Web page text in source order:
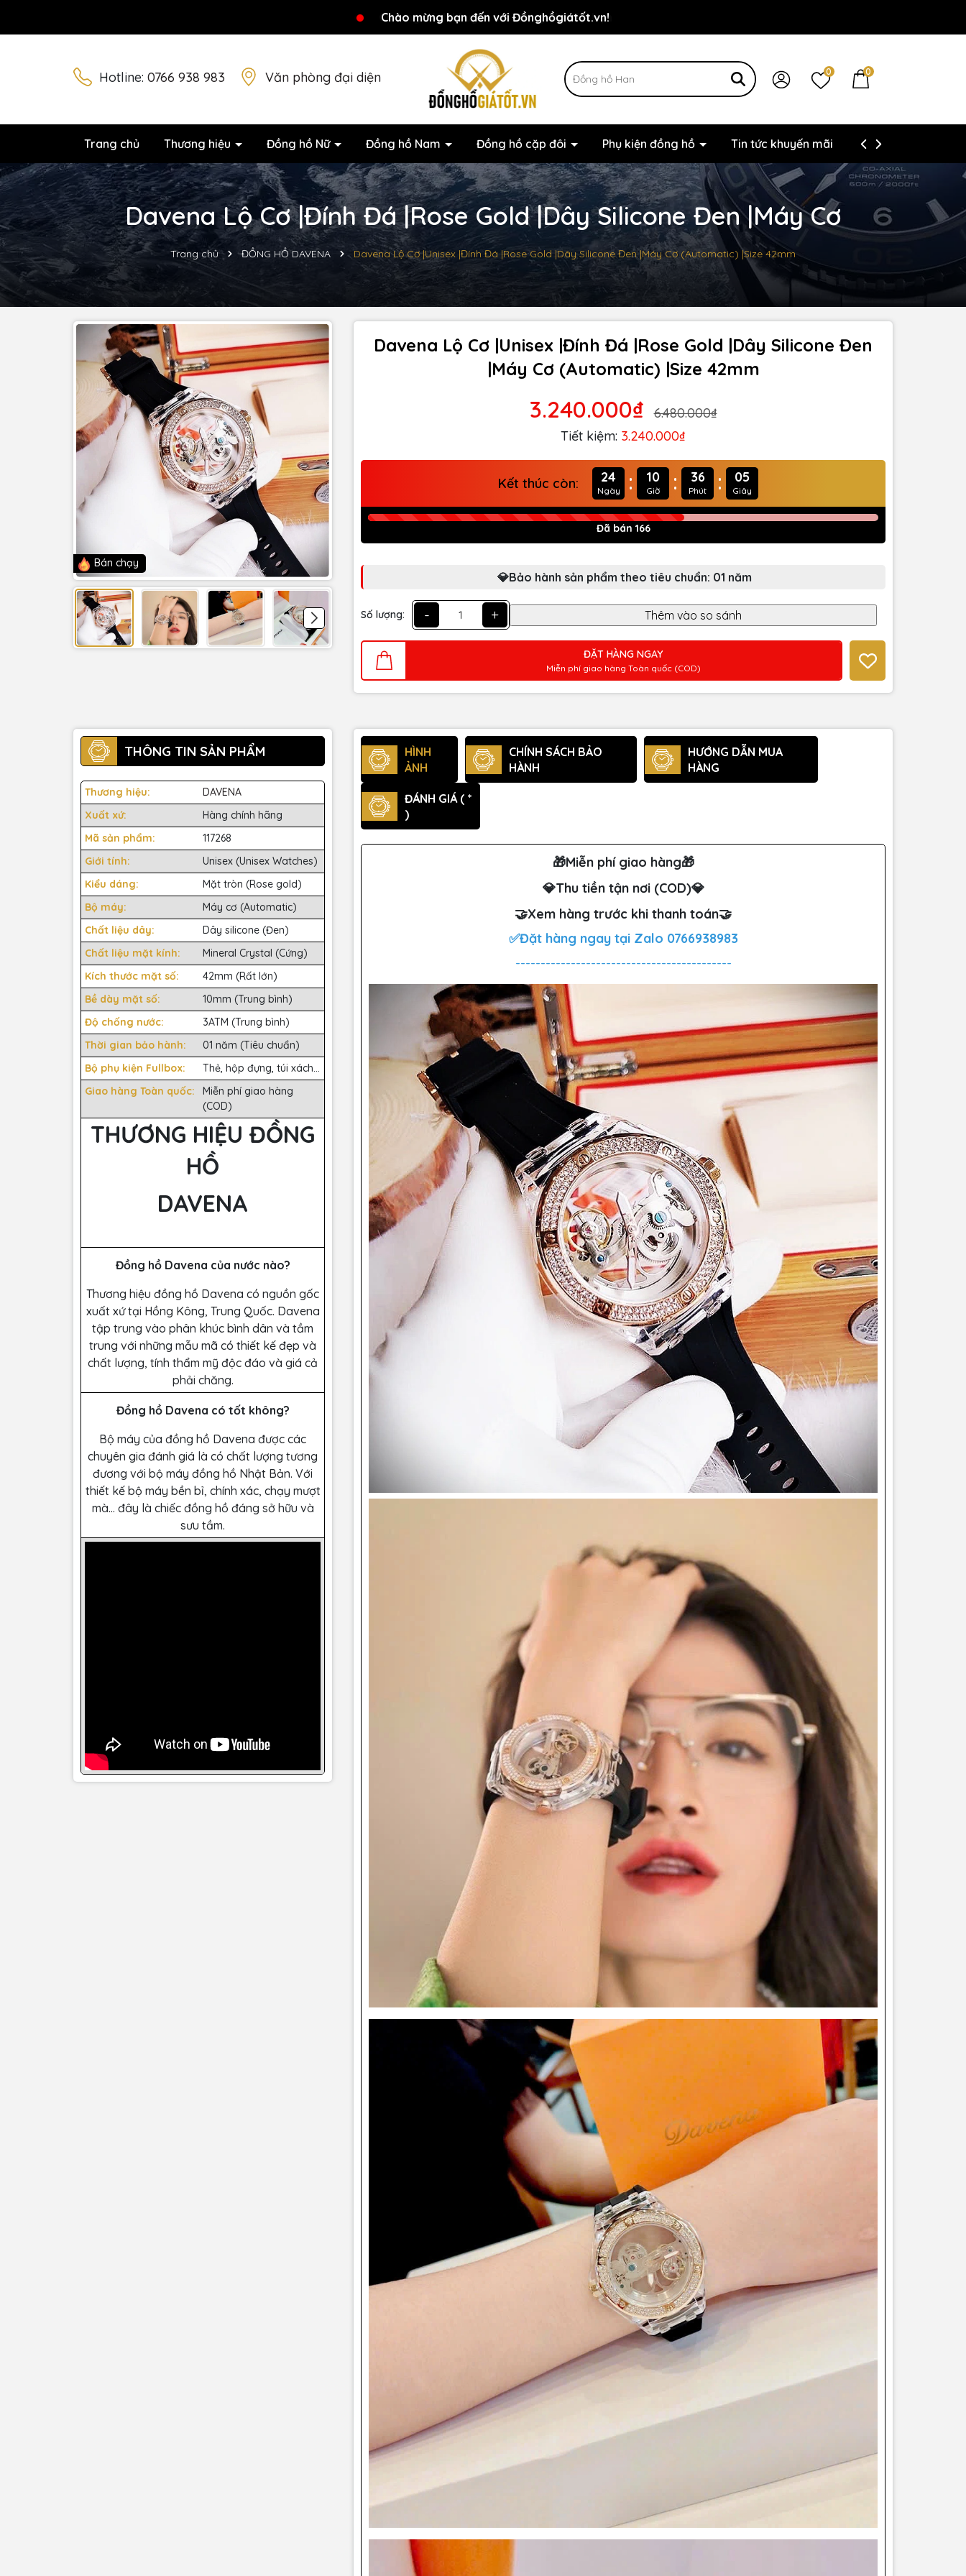
Chào mừng bạn đến với Đồnghồgiátốt.vn!
Chương trình khuyến mãi đang chờ đợi bạn
Hotline: 0766 938 983 Văn phòng đại diện 0 0
Trang chủ Thương hiệu Đồng hồ Nữ Đồng hồ Nam Đồng hồ cặp đôi Phụ kiện đồng hồ Tin tức khuyến mãi Thông tin liên hệ
Davena Lộ Cơ |Đính Đá |Rose Gold |Dây Silicone Đen |Máy Cơ
Trang chủ ĐỒNG HỒ DAVENA Davena Lộ Cơ |Unisex |Đính Đá |Rose Gold |Dây Silicone Đen |Máy Cơ (Automatic) |Size 42mm
Bán chạy
Davena Lộ Cơ |Unisex |Đính Đá |Rose Gold |Dây Silicone Đen
|Máy Cơ (Automatic) |Size 42mm
3.240.000₫
6.480.000₫
Tiết kiệm: 3.240.000₫
Kết thúc còn: 24
Ngày : 10
Giờ : 36
Phút : 03
Giây
Đã bán 166
💎Bảo hành sản phẩm theo tiêu chuẩn: 01 năm
Số lượng: - +
ĐẶT HÀNG NGAY
Miễn phí giao hàng Toàn quốc (COD)
THÔNG TIN SẢN PHẨM
Thương hiệu:
DAVENA
Xuất xứ:
Hàng chính hãng
Mã sản phẩm:
117268
Giới tính:
Unisex (Unisex Watches)
Kiểu dáng:
Mặt tròn (Rose gold)
Bộ máy:
Máy cơ (Automatic)
Chất liệu dây:
Dây silicone (Đen)
Chất liệu mặt kính:
Mineral Crystal (Cứng)
Kích thước mặt số:
42mm (Rất lớn)
Bề dày mặt số:
10mm (Trung bình)
Độ chống nước:
3ATM (Trung bình)
Thời gian bảo hành:
01 năm (Tiêu chuẩn)
Bộ phụ kiện Fullbox:
Thẻ, hộp đựng, túi xách...
Giao hàng Toàn quốc:
Miễn phí giao hàng
(COD)
THƯƠNG HIỆU ĐỒNG
HỒ
DAVENA
Đồng hồ Davena của nước nào?
Thương hiệu đồng hồ Davena có nguồn gốc
xuất xứ tại Hồng Kông, Trung Quốc. Davena
tập trung vào phân khúc bình dân và tầm
trung với những mẫu mã có thiết kế đẹp và
chất lượng, tính thẩm mỹ độc đáo và giá cả
phải chăng.
Đồng hồ Davena có tốt không?
Bộ máy của đồng hồ Davena được các
chuyên gia đánh giá là có chất lượng tương
đương với bộ máy đồng hồ Nhật Bản. Với
thiết kế bộ máy bền bỉ, chính xác, chạy mượt
mà… đây là chiếc đồng hồ đáng sở hữu và
sưu tầm.
HÌNH
ẢNH
CHÍNH SÁCH BẢO
HÀNH
HƯỚNG DẪN MUA
HÀNG
ĐÁNH GIÁ ( *
)
🎁Miễn phí giao hàng🎁
💎Thu tiền tận nơi (COD)💎
🤝Xem hàng trước khi thanh toán🤝
✅Đặt hàng ngay tại Zalo 0766938983
-------------------------------------------